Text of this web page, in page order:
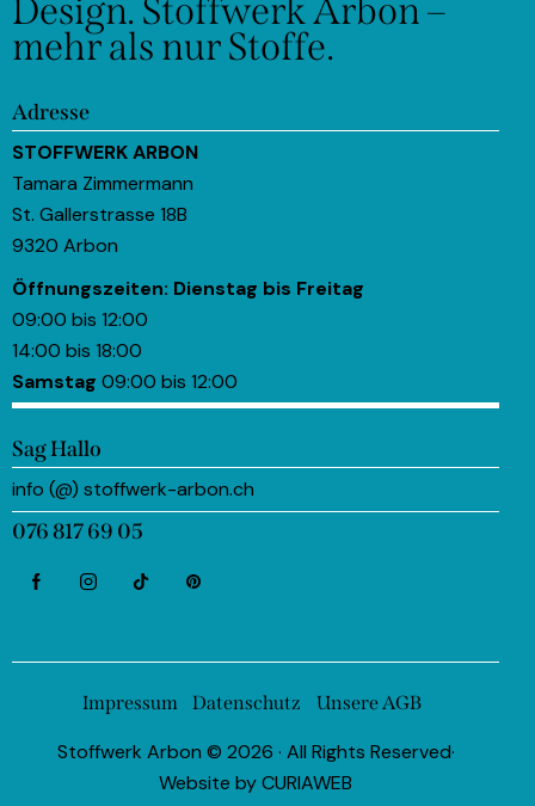
Design. Stoffwerk Arbon –
mehr als nur Stoffe.
Adresse
STOFFWERK ARBON
Tamara Zimmermann
St. Gallerstrasse 18B
9320 Arbon
Öffnungszeiten: Dienstag bis Freitag
09:00 bis 12:00
14:00 bis 18:00
Samstag 09:00 bis 12:00
Sag Hallo
info (@) stoffwerk-arbon.ch
076 817 69 05
Impressum Datenschutz Unsere AGB
Stoffwerk Arbon © 2026 · All Rights Reserved·
Website byCURIAWEB